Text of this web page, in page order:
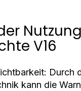
V16
Durch
kann die